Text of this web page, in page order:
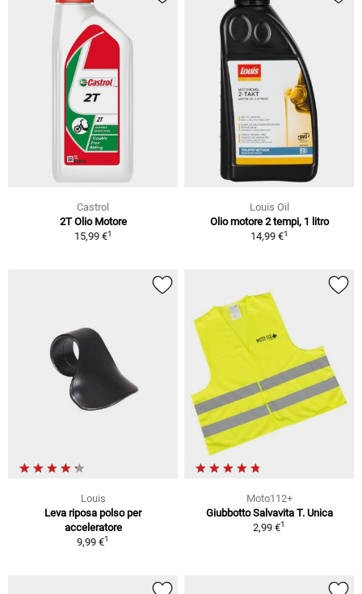
Castrol
2T Olio Motore
15,99 €1
Louis Oil
Olio motore 2 tempi, 1 litro
14,99 €1
Louis
Leva riposa polso per
acceleratore
9,99 €1
Moto112+
Giubbotto Salvavita T. Unica
2,99 €1